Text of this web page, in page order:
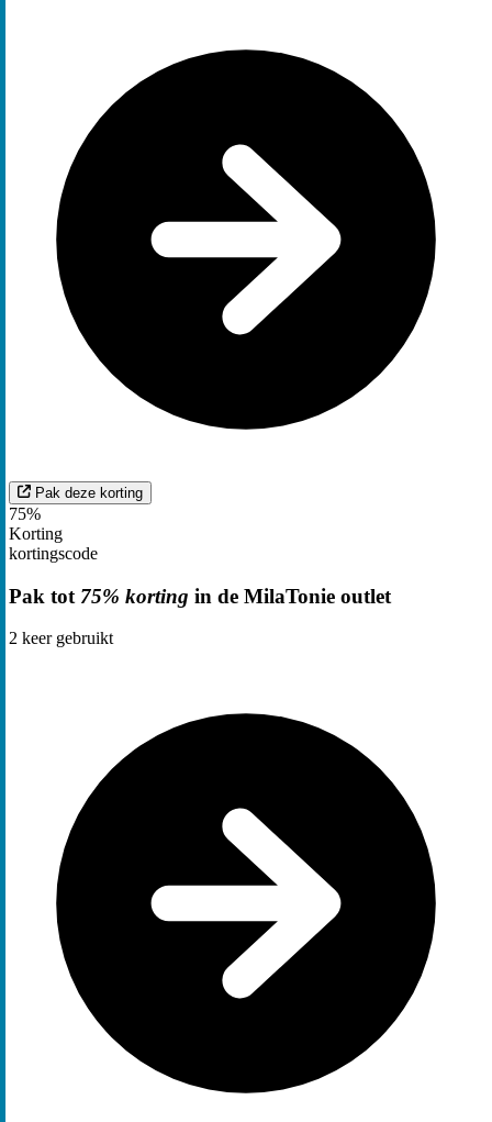
Pak deze korting
75%
Korting
kortingscode
Pak tot 75% korting in de MilaTonie outlet
2 keer gebruikt